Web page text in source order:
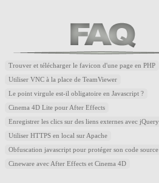
Trouver et télécharger le favicon d'une page en PHP
Utiliser VNC à la place de TeamViewer
Le point virgule est-il obligatoire en Javascript ?
Cinema 4D Lite pour After Effects
Enregistrer les clics sur des liens externes avec jQuery
Utiliser HTTPS en local sur Apache
Obfuscation javascript pour protéger son code source
Cineware avec After Effects et Cinema 4D